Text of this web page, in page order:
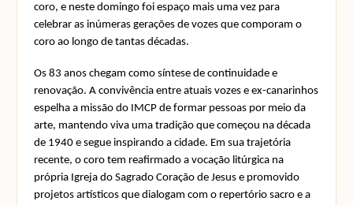
coro, e neste domingo foi espaço mais uma vez para
celebrar as inúmeras gerações de vozes que comporam o
coro ao longo de tantas décadas.
Os 83 anos chegam como síntese de continuidade e
renovação. A convivência entre atuais vozes e ex-canarinhos
espelha a missão do IMCP de formar pessoas por meio da
arte, mantendo viva uma tradição que começou na década
de 1940 e segue inspirando a cidade. Em sua trajetória
recente, o coro tem reafirmado a vocação litúrgica na
própria Igreja do Sagrado Coração de Jesus e promovido
projetos artísticos que dialogam com o repertório sacro e a